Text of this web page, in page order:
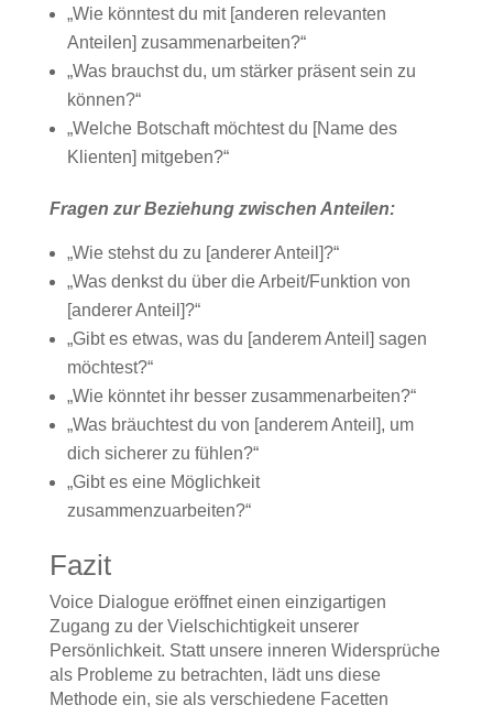
„Wie könntest du mit [anderen relevanten
Anteilen] zusammenarbeiten?“
„Was brauchst du, um stärker präsent sein zu
können?“
„Welche Botschaft möchtest du [Name des
Klienten] mitgeben?“
Fragen zur Beziehung zwischen Anteilen:
„Wie stehst du zu [anderer Anteil]?“
„Was denkst du über die Arbeit/Funktion von
[anderer Anteil]?“
„Gibt es etwas, was du [anderem Anteil] sagen
möchtest?“
„Wie könntet ihr besser zusammenarbeiten?“
„Was bräuchtest du von [anderem Anteil], um
dich sicherer zu fühlen?“
„Gibt es eine Möglichkeit
zusammenzuarbeiten?“
Fazit
Voice Dialogue eröffnet einen einzigartigen
Zugang zu der Vielschichtigkeit unserer
Persönlichkeit. Statt unsere inneren Widersprüche
als Probleme zu betrachten, lädt uns diese
Methode ein, sie als verschiedene Facetten